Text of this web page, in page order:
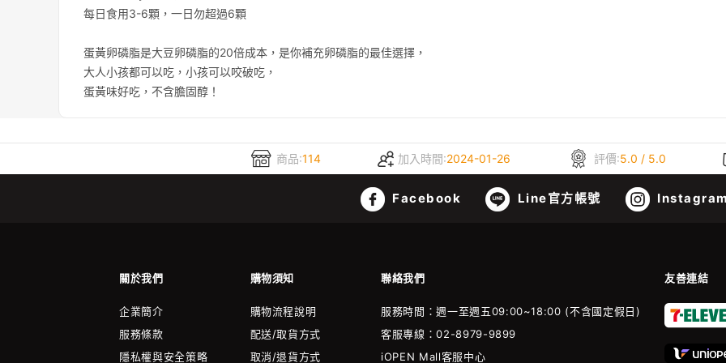
每日食用3-6顆，一日勿超過6顆
蛋黃卵磷脂是大豆卵磷脂的20倍成本，是你補充卵磷脂的最佳選擇，
大人小孩都可以吃，小孩可以咬破吃，
蛋黃味好吃，不含膽固醇！
商品:114 加入時間:2024-01-26 評價:5.0 / 5.0
Facebook Line官方帳號
關於我們 購物須知 聯絡我們 友善連結
企業簡介
服務條款
隱私權與安全策略
購物流程說明
配送/取貨方式
取消/退貨方式
服務時間：週一至週五09:00~18:00 (不含國定假日)
客服專線：02-8979-9899
iOPEN Mall客服中心